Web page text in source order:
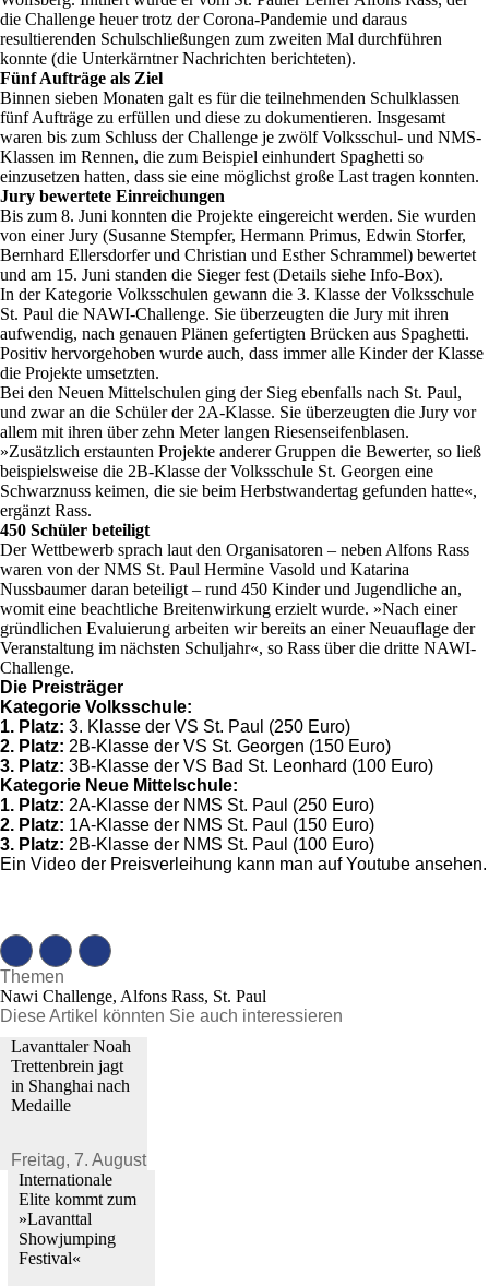
die Challenge heuer trotz der Corona-Pandemie und daraus
resultierenden Schulschließungen zum zweiten Mal durchführen
konnte (die Unterkärntner Nachrichten berichteten).
Fünf Aufträge als Ziel
Binnen sieben Monaten galt es für die teilnehmenden Schulklassen
fünf Aufträge zu erfüllen und diese zu dokumentieren. Insgesamt
waren bis zum Schluss der Challenge je zwölf Volksschul- und NMS-
Klassen im Rennen, die zum Beispiel einhundert Spaghetti so
einzusetzen hatten, dass sie eine möglichst große Last tragen konnten.
Jury bewertete Einreichungen
Bis zum 8. Juni konnten die Projekte eingereicht werden. Sie wurden
von einer Jury (Susanne Stempfer, Hermann Primus, Edwin Storfer,
Bernhard Ellersdorfer und Christian und Esther Schrammel) bewertet
und am 15. Juni standen die Sieger fest (Details siehe Info-Box).
In der Kategorie Volksschulen gewann die 3. Klasse der Volksschule
St. Paul die NAWI-Challenge. Sie überzeugten die Jury mit ihren
aufwendig, nach genauen Plänen gefertigten Brücken aus Spaghetti.
Positiv hervorgehoben wurde auch, dass immer alle Kinder der Klasse
die Projekte umsetzten.
Bei den Neuen Mittelschulen ging der Sieg ebenfalls nach St. Paul,
und zwar an die Schüler der 2A-Klasse. Sie überzeugten die Jury vor
allem mit ihren über zehn Meter langen Riesenseifenblasen.
»Zusätzlich erstaunten Projekte anderer Gruppen die Bewerter, so ließ
beispielsweise die 2B-Klasse der Volksschule St. Georgen eine
Schwarznuss keimen, die sie beim Herbstwandertag gefunden hatte«,
ergänzt Rass.
450 Schüler beteiligt
Der Wettbewerb sprach laut den Organisatoren – neben Alfons Rass
waren von der NMS St. Paul Hermine Vasold und Katarina
Nussbaumer daran beteiligt – rund 450 Kinder und Jugendliche an,
womit eine beachtliche Breitenwirkung erzielt wurde. »Nach einer
gründlichen Evaluierung arbeiten wir bereits an einer Neuauflage der
Veranstaltung im nächsten Schuljahr«, so Rass über die dritte NAWI-
Challenge.
Die Preisträger
Kategorie Volksschule:
1. Platz: 3. Klasse der VS St. Paul (250 Euro)
2. Platz: 2B-Klasse der VS St. Georgen (150 Euro)
3. Platz: 3B-Klasse der VS Bad St. Leonhard (100 Euro)
Kategorie Neue Mittelschule:
1. Platz: 2A-Klasse der NMS St. Paul (250 Euro)
2. Platz: 1A-Klasse der NMS St. Paul (150 Euro)
3. Platz: 2B-Klasse der NMS St. Paul (100 Euro)
Ein Video der Preisverleihung kann man auf Youtube ansehen.
Themen
Nawi Challenge, Alfons Rass, St. Paul
Diese Artikel könnten Sie auch interessieren
Lavanttaler Noah
Trettenbrein jagt
in Shanghai nach
Medaille
Freitag, 7. August 2026
Internationale
Elite kommt zum
»Lavanttal
Showjumping
Festival«